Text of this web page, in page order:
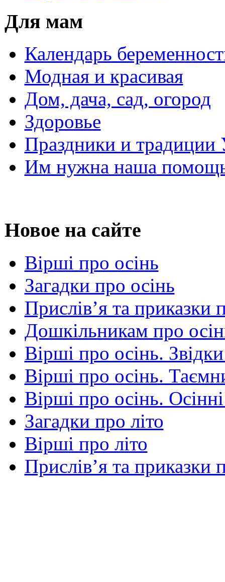
Для мам
Календарь
Модная и красивая
Дом, дача, сад, огород
Здоровье
Праздники и традиции
Им нужна наша
Новое на сайте
Вірші про осінь
Загадки про осінь
Прислів’я та приказки
Дошкільникам про
Вірші про осінь.
Вірші про осінь.
Вірші про осінь.
Загадки про літо
Вірші про літо
Прислів’я та приказки